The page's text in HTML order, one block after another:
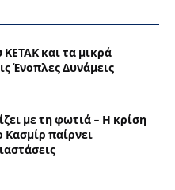
και τα μικρά
Ένοπλες Δυνάμεις
με τη φωτιά – Η κρίση
Κασμίρ παίρνει